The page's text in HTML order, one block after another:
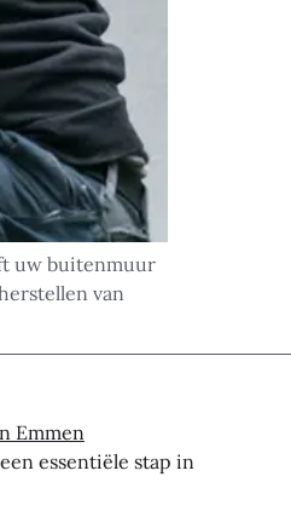
uw buitenmuur
van
Emmen
essentiële stap in